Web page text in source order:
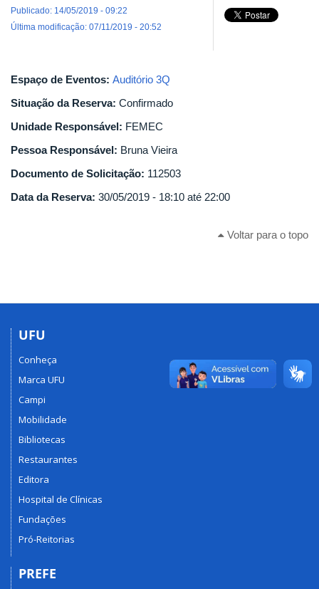
Publicado: 14/05/2019 - 09:22
Última modificação: 07/11/2019 - 20:52
Espaço de Eventos: Auditório 3Q
Situação da Reserva: Confirmado
Unidade Responsável: FEMEC
Pessoa Responsável: Bruna Vieira
Documento de Solicitação: 112503
Data da Reserva: 30/05/2019 - 18:10 até 22:00
Voltar para o topo
UFU
Conheça
Marca UFU
Campi
Mobilidade
Bibliotecas
Restaurantes
Editora
Hospital de Clínicas
Fundações
Pró-Reitorias
PREFE